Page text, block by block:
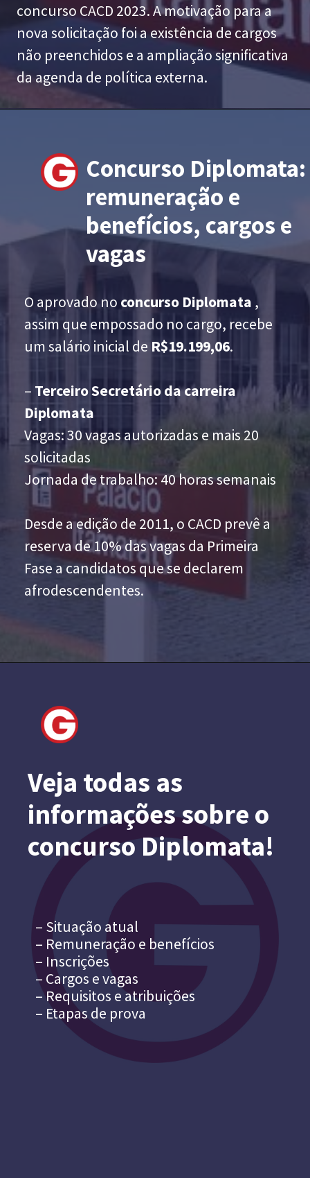
concurso CACD 2023. A motivação para a
nova solicitação foi a existência de cargos
não preenchidos e a ampliação significativa
da agenda de política externa.
Concurso Diplomata:
remuneração e
benefícios, cargos e
vagas
O aprovado no concurso Diplomata ,
assim que empossado no cargo, recebe
um salário inicial de R$19.199,06.
– Terceiro Secretário da carreira
Diplomata
Vagas: 30 vagas autorizadas e mais 20
solicitadas
Jornada de trabalho: 40 horas semanais
Desde a edição de 2011, o CACD prevê a
reserva de 10% das vagas da Primeira
Fase a candidatos que se declarem
afrodescendentes.
Veja todas as
informações sobre o
concurso Diplomata!
– Situação atual
– Remuneração e benefícios
– Inscrições
– Cargos e vagas
– Requisitos e atribuições
– Etapas de prova